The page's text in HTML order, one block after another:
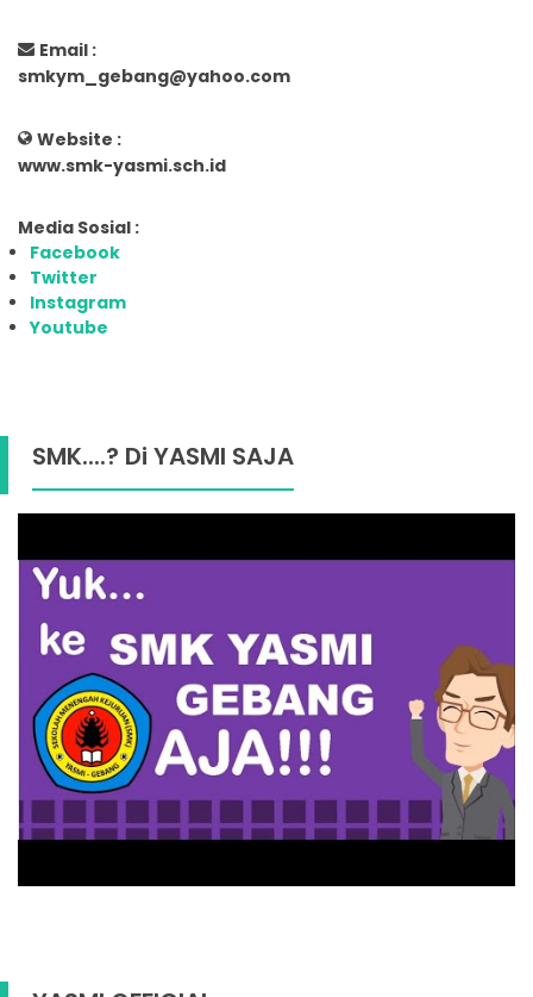
Email :
smkym_gebang@yahoo.com
Website :
www.smk-yasmi.sch.id
Media Sosial :
Facebook
Twitter
Instagram
Youtube
SMK....? Di YASMI SAJA